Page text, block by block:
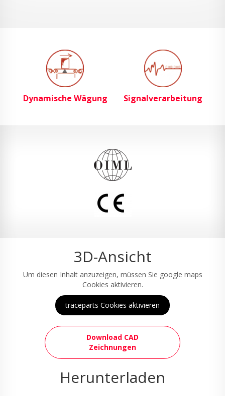
Dynamische Wägung Signalverarbeitung
3D-Ansicht
Um diesen Inhalt anzuzeigen, müssen Sie google maps
Cookies aktivieren.
traceparts Cookies aktivieren
Download CAD
Zeichnungen
Herunterladen